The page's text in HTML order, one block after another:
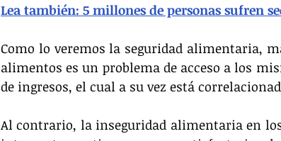
Lea también: 5 millones de personas sufren
Como lo veremos la seguridad alimentaria,
alimentos es un problema de acceso a los
de ingresos, el cual a su vez está
Al contrario, la inseguridad alimentaria en